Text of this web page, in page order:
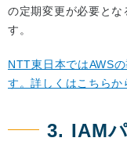
の定期変更が必要とな
す。
NTT東日本ではAWS
す。詳しくはこちらか
3. IAM